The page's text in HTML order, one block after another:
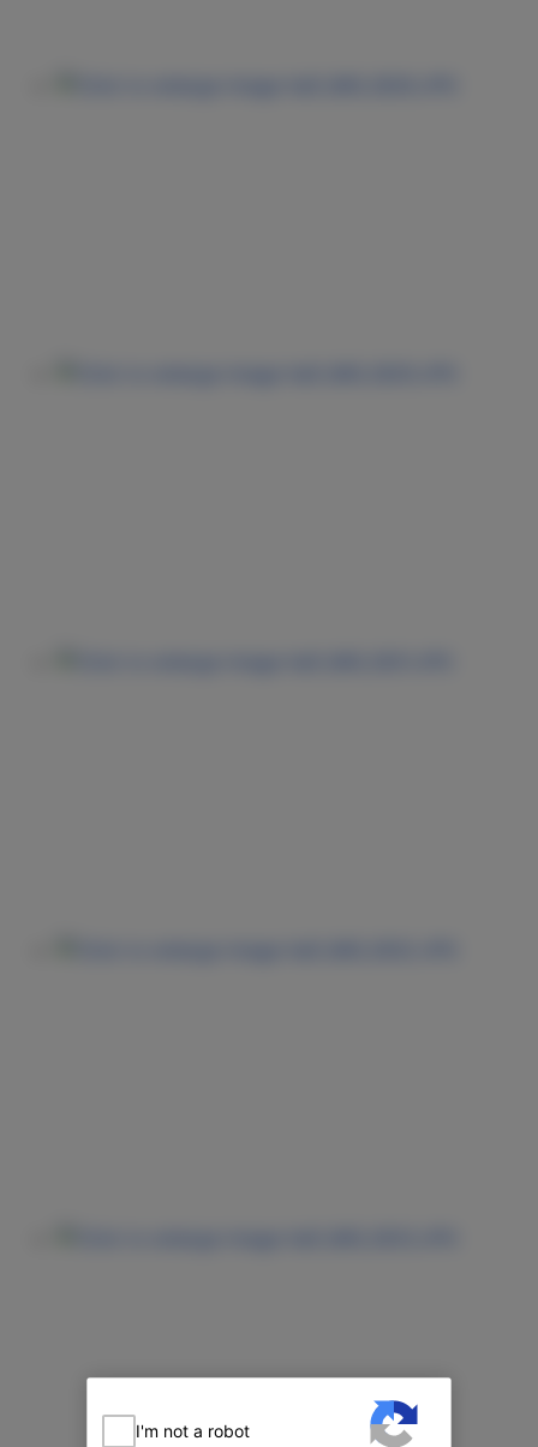
I'm not a robot